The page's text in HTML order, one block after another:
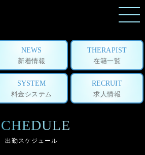
NEWS
新着情報
THERAPIST
在籍一覧
SYSTEM
料金システム
RECRUIT
求人情報
出勤スケジュール